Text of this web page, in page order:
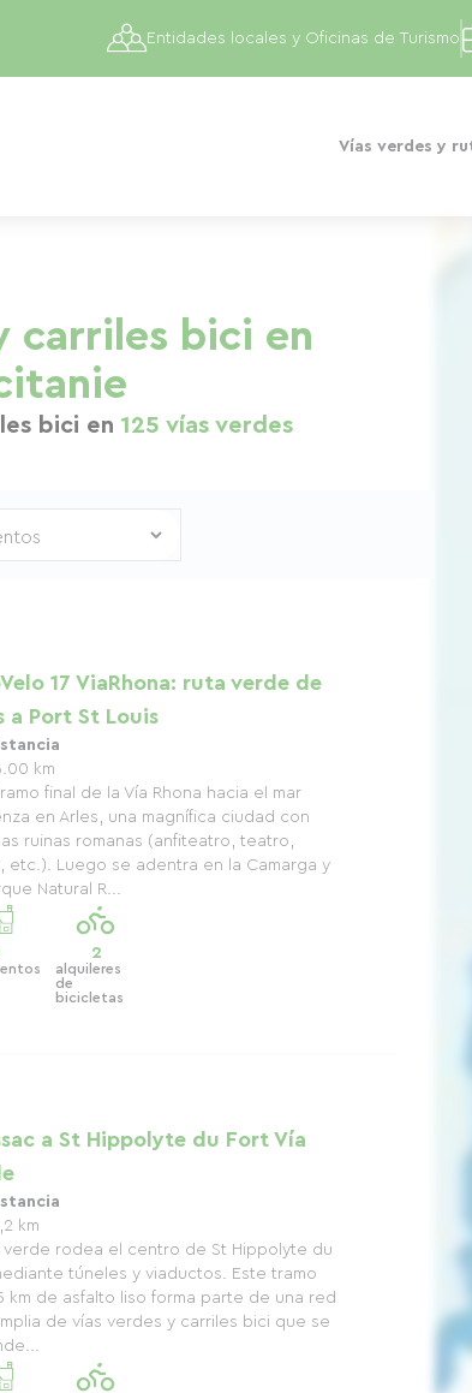
Vías verdes y
Entidades locales y Oficinas de Turismo
carriles bici en
bici en 125 vías verdes
17 ViaRhona: ruta verde de
a Port St Louis
km
final de la Vía Rhona hacia el mar
en Arles, una magnífica ciudad con
ruinas romanas (anfiteatro, teatro,
etc.). Luego se adentra en la Camarga y
Natural R...
2
alquileres
de
bicicletas
a St Hippolyte du Fort Vía
km
verde rodea el centro de St Hippolyte du
túneles y viaductos. Este tramo
km de asfalto liso forma parte de una red
de vías verdes y carriles bici que se